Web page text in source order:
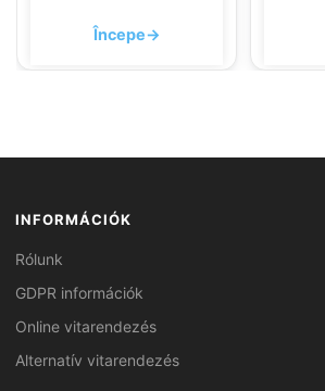
Începe→
INFORMÁCIÓK
Rólunk
GDPR információk
Online vitarendezés
Alternatív vitarendezés